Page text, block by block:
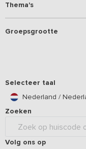
Thema's
Groepsgrootte
Selecteer taal
Nederland /
Zoeken
Volg ons op